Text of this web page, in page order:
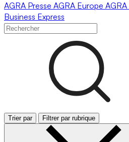
AGRA Presse AGRA Europe AGRA
Business Express
Trier par Filtrer par rubrique